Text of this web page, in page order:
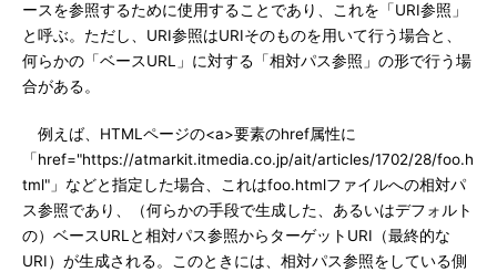
ースを参照するために使用することであり、これを「URI参照」
と呼ぶ。ただし、URI参照はURIそのものを用いて行う場合と、
何らかの「ベースURL」に対する「相対パス参照」の形で行う場
合がある。
例えば、HTMLページの<a>要素のhref属性に
「href="https://atmarkit.itmedia.co.jp/ait/articles/1702/28/foo.h
tml"」などと指定した場合、これはfoo.htmlファイルへの相対パ
ス参照であり、（何らかの手段で生成した、あるいはデフォルト
の）ベースURLと相対パス参照からターゲットURI（最終的な
URI）が生成される。このときには、相対パス参照をしている側